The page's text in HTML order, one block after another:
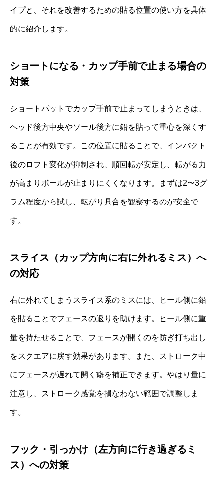
イプと、それを改善するための貼る位置の使い方を具体
的に紹介します。
ショートになる・カップ手前で止まる場合の
対策
ショートパットでカップ手前で止まってしまうときは、
ヘッド後方中央やソール後方に鉛を貼って重心を深くす
ることが有効です。この位置に貼ることで、インパクト
後のロフト変化が抑制され、順回転が安定し、転がる力
が高まりボールが止まりにくくなります。まずは2〜3グ
ラム程度から試し、転がり具合を観察するのが安全で
す。
スライス（カップ方向に右に外れるミス）へ
の対応
右に外れてしまうスライス系のミスには、ヒール側に鉛
を貼ることでフェースの返りを助けます。ヒール側に重
量を持たせることで、フェースが開くのを防ぎ打ち出し
をスクエアに戻す効果があります。また、ストローク中
にフェースが遅れて開く癖を補正できます。やはり量に
注意し、ストローク感覚を損なわない範囲で調整しま
す。
フック・引っかけ（左方向に行き過ぎるミ
ス）への対策